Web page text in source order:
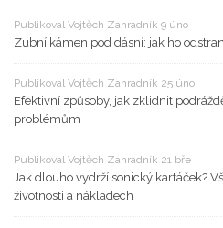
Publikoval Vojtěch Zahradník 9 úno
Zubní kámen pod dásní: jak ho
Publikoval Vojtěch Zahradník 25 úno
Efektivní způsoby, jak zklidnit
problémům
Publikoval Vojtěch Zahradník 21 bře
Jak dlouho vydrží sonický kartáček?
životnosti a nákladech